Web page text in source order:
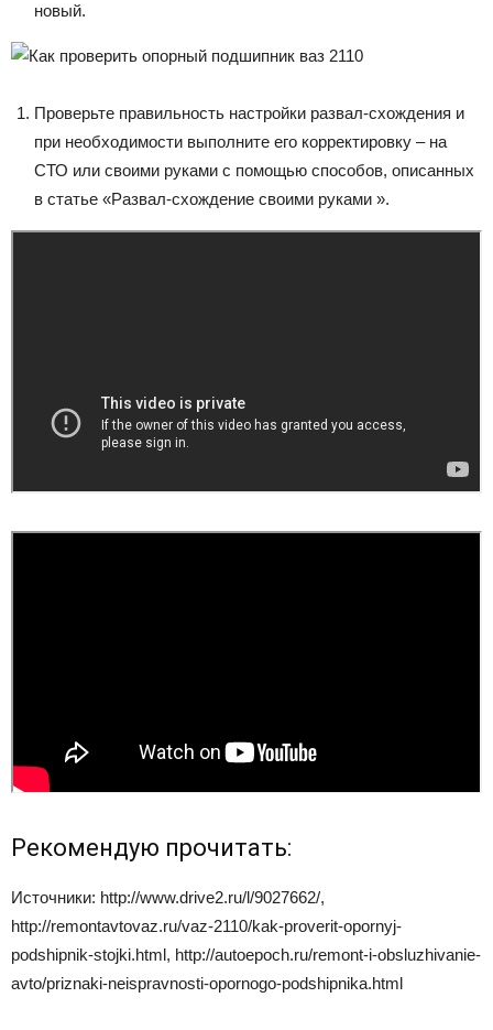
новый.
Проверьте правильность настройки развал-схождения и
при необходимости выполните его корректировку – на
СТО или своими руками с помощью способов, описанных
в статье «Развал-схождение своими руками ».
Рекомендую прочитать:
Источники: http://www.drive2.ru/l/9027662/,
http://remontavtovaz.ru/vaz-2110/kak-proverit-opornyj-
podshipnik-stojki.html, http://autoepoch.ru/remont-i-obsluzhivanie-
avto/priznaki-neispravnosti-opornogo-podshipnika.html